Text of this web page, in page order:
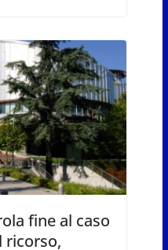
fine al caso
ricorso,